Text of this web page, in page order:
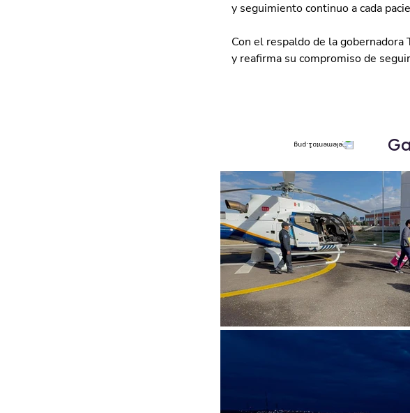
y seguimiento continuo a cada
Con el respaldo de la
y reafirma su compromiso de